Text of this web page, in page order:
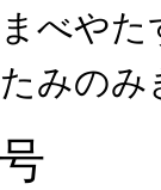
べや
みの